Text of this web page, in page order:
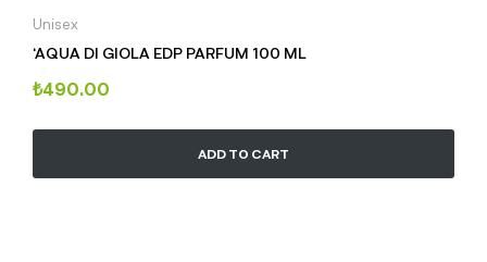
Unisex
‘AQUA DI GIOLA EDP PARFUM 100 ML
₺490.00
ADD TO CART